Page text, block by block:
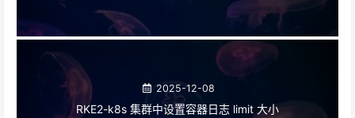
2025-12-08
RKE2-k8s 集群中设置容器日志 limit 大小